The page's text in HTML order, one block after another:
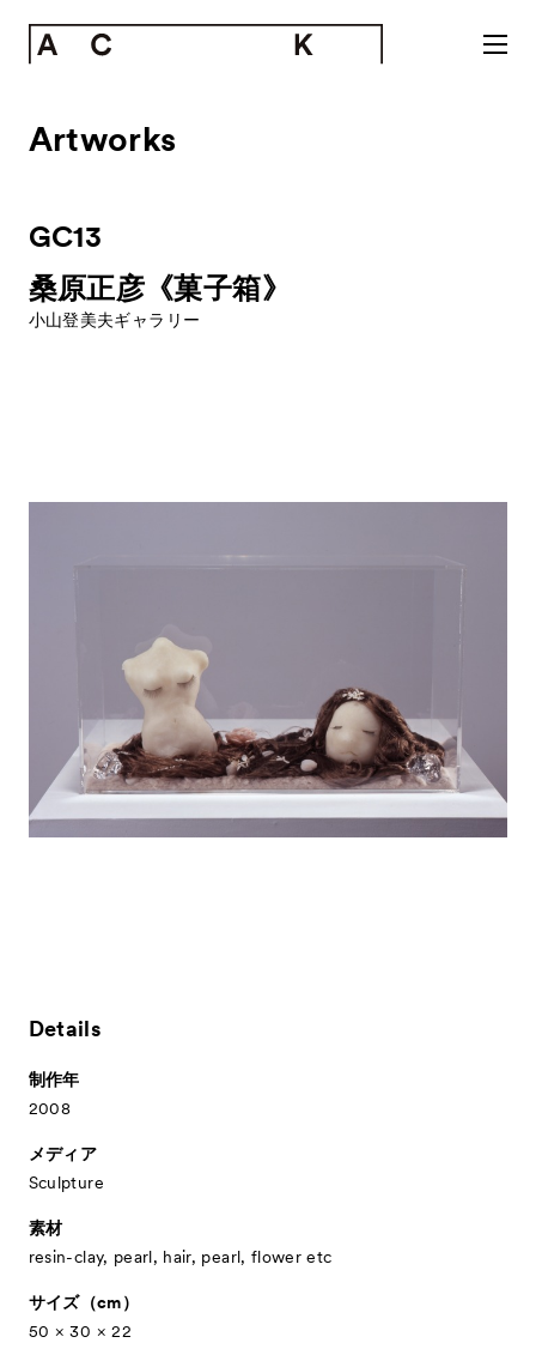
News
ACK Curates
Associated Programs 市内連携プログラム
About
Visitor Information
Artworks
GC13
桑原正彦《菓子箱》
小山登美夫ギャラリー
Details
制作年
2008
メディア
Sculpture
素材
resin-clay, pearl, hair, pearl, flower etc
サイズ（cm）
50 × 30 × 22